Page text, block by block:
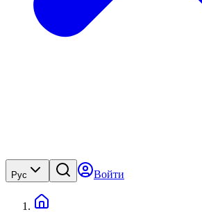
Рус Войти